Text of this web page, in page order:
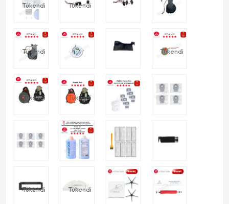
Tükendi Tükendi
Tükendi Tükendi
Tükendi Tükendi
Tükendi Tükendi